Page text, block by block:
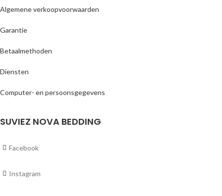
Algemene verkoopvoorwaarden
Garantie
Betaalmethoden
Diensten
Computer- en persoonsgegevens
SUVIEZ NOVA BEDDING
Facebook
Instagram